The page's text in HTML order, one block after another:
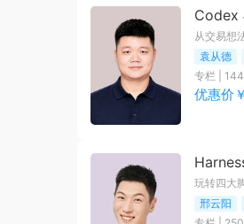
Codex
从交易想
袁从德
专栏
优惠价￥
玩转四大
邢云阳